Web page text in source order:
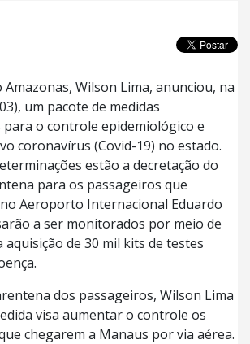
Wilson Lima, anunciou, na
um pacote de medidas
o controle epidemiológico e
coronavírus (Covid-19) no estado.
estão a decretação do
para os passageiros que
Aeroporto Internacional Eduardo
a ser monitorados por meio de
aquisição de 30 mil kits de testes
dos passageiros, Wilson Lima
visa aumentar o controle os
chegarem a Manaus por via aérea.